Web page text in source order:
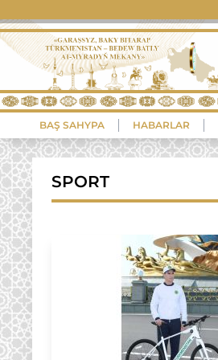
BAŞ SAHYPA HABARLAR
SPORT